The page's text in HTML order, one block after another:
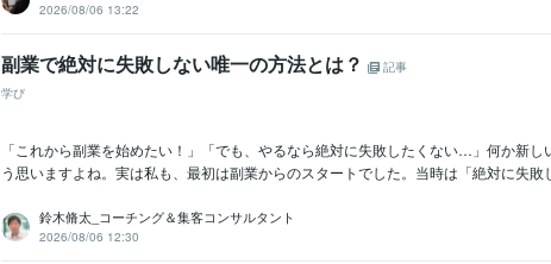
2026/08/06 13:22
副業で絶対に失敗しない唯一の方法とは？
記事
学び
「これから副業を始めたい！」「でも、やるなら絶対に失敗したくない…」何か新
う思いますよね。実は私も、最初は副業からのスタートでした。当時は「絶対に失敗
鈴木脩太_コーチング＆集客コンサルタント
2026/08/06 12:30